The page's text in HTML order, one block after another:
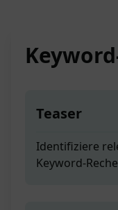
Teaser
Identifiziere
Keyword-